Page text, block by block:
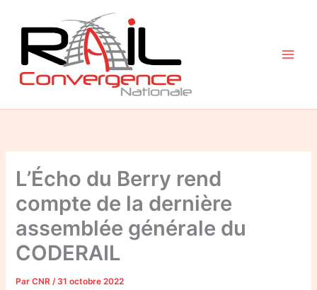
contenu
L’Écho du Berry rend
compte de la dernière
assemblée générale du
CODERAIL
ParCNR/ 31 octobre 2022